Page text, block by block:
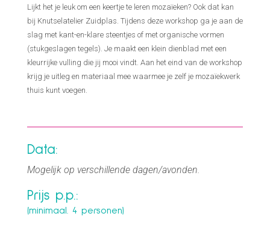
Lijkt het je leuk om een keertje te leren mozaïeken? Ook dat kan
bij Knutselatelier Zuidplas. Tijdens deze workshop ga je aan de
slag met kant-en-klare steentjes of met organische vormen
(stukgeslagen tegels). Je maakt een klein dienblad met een
kleurrijke vulling die jij mooi vindt. Aan het eind van de workshop
krijg je uitleg en materiaal mee waarmee je zelf je mozaïekwerk
thuis kunt voegen.
Data:
Mogelijk op verschillende dagen/avonden.
Prijs p.p.:
(minimaal. 4 personen)